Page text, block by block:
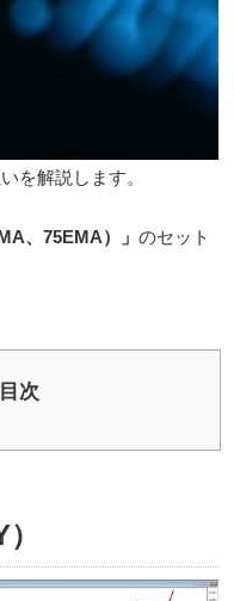
を解説します。
、75EMA） 」 のセット
次